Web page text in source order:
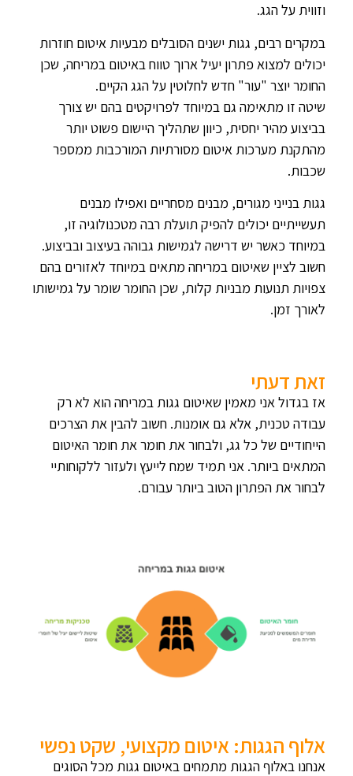
וזווית על הגג.
במקרים רבים, גגות ישנים הסובלים מבעיות איטום חוזרות
יכולים למצוא פתרון יעיל ארוך טווח באיטום במריחה, שכן
החומר יוצר "עור" חדש לחלוטין על הגג הקיים.
שיטה זו מתאימה גם במיוחד לפרויקטים בהם יש צורך
בביצוע מהיר יחסית, כיוון שתהליך היישום פשוט יותר
מהתקנת מערכות איטום מסורתיות המורכבות ממספר
שכבות.
גגות בנייני מגורים, מבנים מסחריים ואפילו מבנים
תעשייתיים יכולים להפיק תועלת רבה מטכנולוגיה זו,
במיוחד כאשר יש דרישה לגמישות גבוהה בעיצוב ובביצוע.
חשוב לציין שאיטום במריחה מתאים במיוחד לאזורים בהם
צפויות תנועות מבניות קלות, שכן החומר שומר על גמישותו
לאורך זמן.
זאת דעתי
אז בגדול אני מאמין שאיטום גגות במריחה הוא לא רק
עבודה טכנית, אלא גם אומנות. חשוב להבין את הצרכים
הייחודיים של כל גג, ולבחור את חומר את חומר האיטום
המתאים ביותר. אני תמיד שמח לייעץ ולעזור ללקוחותיי
לבחור את הפתרון הטוב ביותר עבורם.
אלוף הגגות: איטום מקצועי, שקט נפשי
אנחנו באלוף הגגות מתמחים באיטום גגות מכל הסוגים